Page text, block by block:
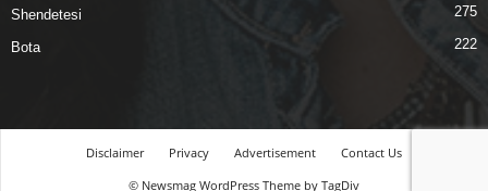
Shendetesi 275
Bota 222
Disclaimer Privacy Advertisement
Contact Us
© Newsmag WordPress Theme by TagDiv